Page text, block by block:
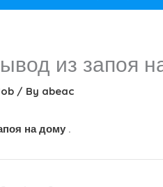
из запоя
/ By abeac
на дому .